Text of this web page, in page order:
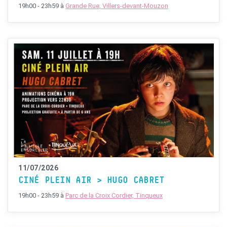
19h00 - 23h59 à Grande Rue, Villers-devant-Mouzon
11/07/2026
CINÉ PLEIN AIR > HUGO CABRET
19h00 - 23h59 à Parc de la Croix Cordier, Tinqueux